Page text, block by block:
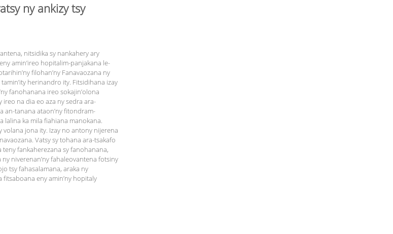
ny ankizy tsy
nitsidika sy nankahery ary
amin’ireo hopitalim-panjakana le­
filohan’ny Fanavaozana ny
herinandro ity. Fitsidi­hana izay
fanohanana ireo sokajin’olona
na dia eo aza ny sedra ara-
an-tanana ataon’ny fitondram-
lalina ka mila fiahiana manokana.
volana jona ity. Izay no antony nijerena
Vatsy sy tohana ara-tsakafo
fankaherezana sy fanohanana,
niverenan’ny fahaleovantena fotsiny
tsy fahasalamana, araka ny
fitsaboana eny amin’ny hopitaly